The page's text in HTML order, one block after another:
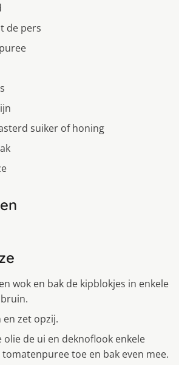
de pers
suiker of honing
wok en bak de kipblokjes in enkele
en zet opzij.
olie de ui en deknoflook enkele
toe en bak even mee.